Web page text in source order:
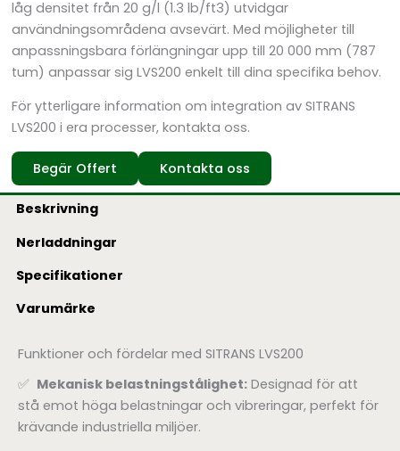
låg densitet från 20 g/l (1.3 lb/ft3) utvidgar
användningsområdena avsevärt. Med möjligheter till
anpassningsbara förlängningar upp till 20 000 mm (787
tum) anpassar sig LVS200 enkelt till dina specifika behov.
För ytterligare information om integration av SITRANS
LVS200 i era processer, kontakta oss.
Begär Offert Kontakta oss
Beskrivning
Nerladdningar
Specifikationer
Varumärke
Funktioner och fördelar med SITRANS LVS200
✅ Mekanisk belastningstålighet: Designad för att
stå emot höga belastningar och vibreringar, perfekt för
krävande industriella miljöer.